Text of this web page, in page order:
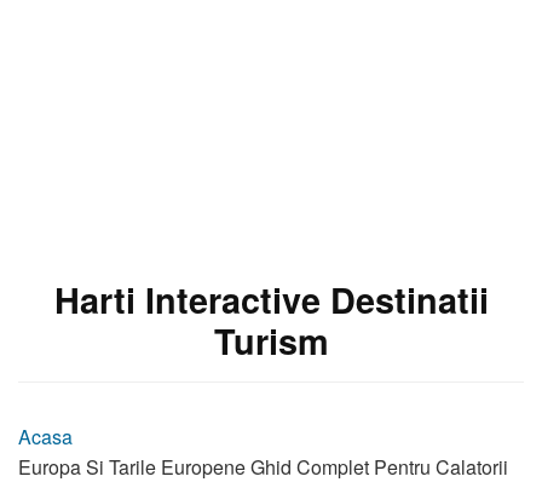
Harti Interactive Destinatii
Turism
Acasa
Europa Si Tarile Europene Ghid Complet Pentru Calatorii